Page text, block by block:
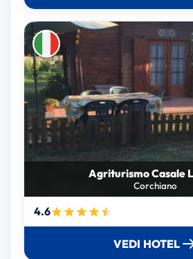
Agriturismo Casale
Corchiano
4.6
VEDI HOTEL